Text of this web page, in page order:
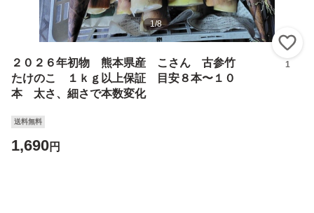
1/8
２０２６年初物 熊本県産 こさん 古参竹
たけのこ １ｋｇ以上保証 目安８本〜１０
本 太さ、細さで本数変化
1
送料無料
1,690円